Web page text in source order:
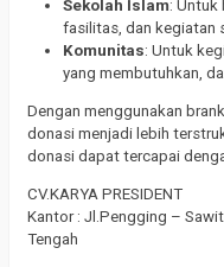
Sekolah Islam: Untuk
fasilitas, dan kegiatan
Komunitas: Untuk
yang membutuhkan,
Dengan menggunakan
donasi menjadi lebih
donasi dapat tercapai
CV.KARYA PRESIDENT
Kantor : Jl.Pengging –
Tengah